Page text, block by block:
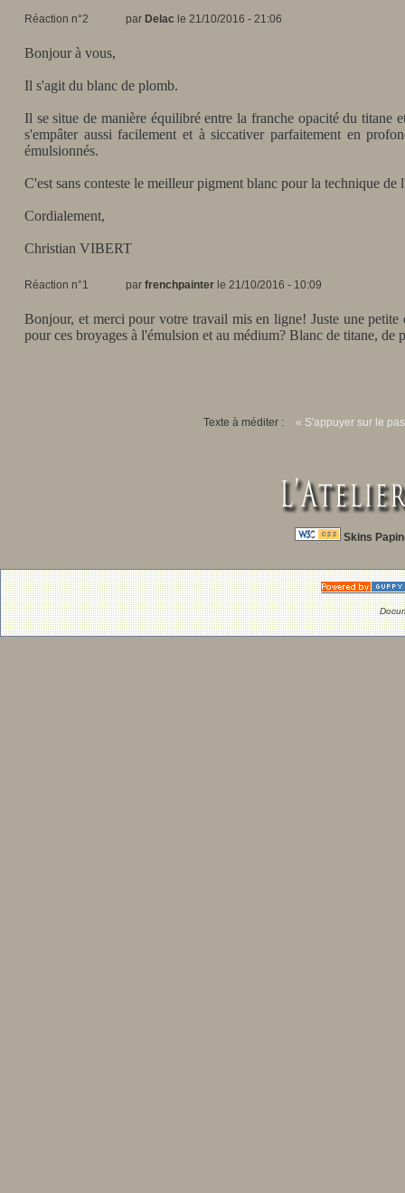
Réaction n°2 par Delac le 21/10/2016 - 21:06
Bonjour à vous,
Il s'agit du blanc de plomb.
Il se situe de manière équilibré entre la franche opacité du titane
s'empâter aussi facilement et à siccativer parfaitement en
émulsionnés.
C'est sans conteste le meilleur pigment blanc pour la technique de
Cordialement,
Christian VIBERT
Réaction n°1 par frenchpainter le 21/10/2016 - 10:09
Bonjour, et merci pour votre travail mis en ligne! Juste une
pour ces broyages à l'émulsion et au médium? Blanc de titane, de
Texte à méditer : « S'appuyer sur le
Skins